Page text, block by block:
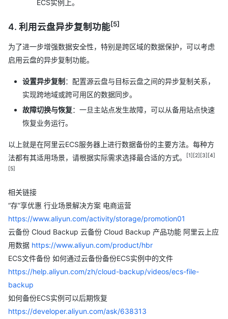
ECS实例上。
4. 利用云盘异步复制功能[5]
为了进一步增强数据安全性，特别是跨区域的数据保护，可以考虑
启用云盘的异步复制功能。
设置异步复制 ：配置源云盘与目标云盘之间的异步复制关系，
实现跨地域或跨可用区的数据同步。
故障切换与恢复：一旦主站点发生故障，可以从备用站点快速
恢复业务运行。
以上就是在阿里云ECS服务器上进行数据备份的主要方法。每种方
法都有其适用场景，请根据实际需求选择最合适的方式。
[1] [2] [3] [4]
[5]
相关链接
“存”享优惠 行业场景解决方案 电商运营
https://www.aliyun.com/activity/storage/promotion01
云备份 Cloud Backup 云备份 Cloud Backup 产品功能 阿里云上应
用数据 https://www.aliyun.com/product/hbr
ECS文件备份 如何通过云备份备份ECS实例中的文件
https://help.aliyun.com/zh/cloud-backup/videos/ecs-file-
backup
如何备份ECS实例可以后期恢复
https://developer.aliyun.com/ask/638313